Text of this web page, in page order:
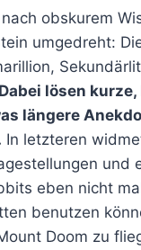
obskurem
umgedreht:
Dabei lösen
längere
In letzteren
und
eben nicht
benutzen
Doom zu